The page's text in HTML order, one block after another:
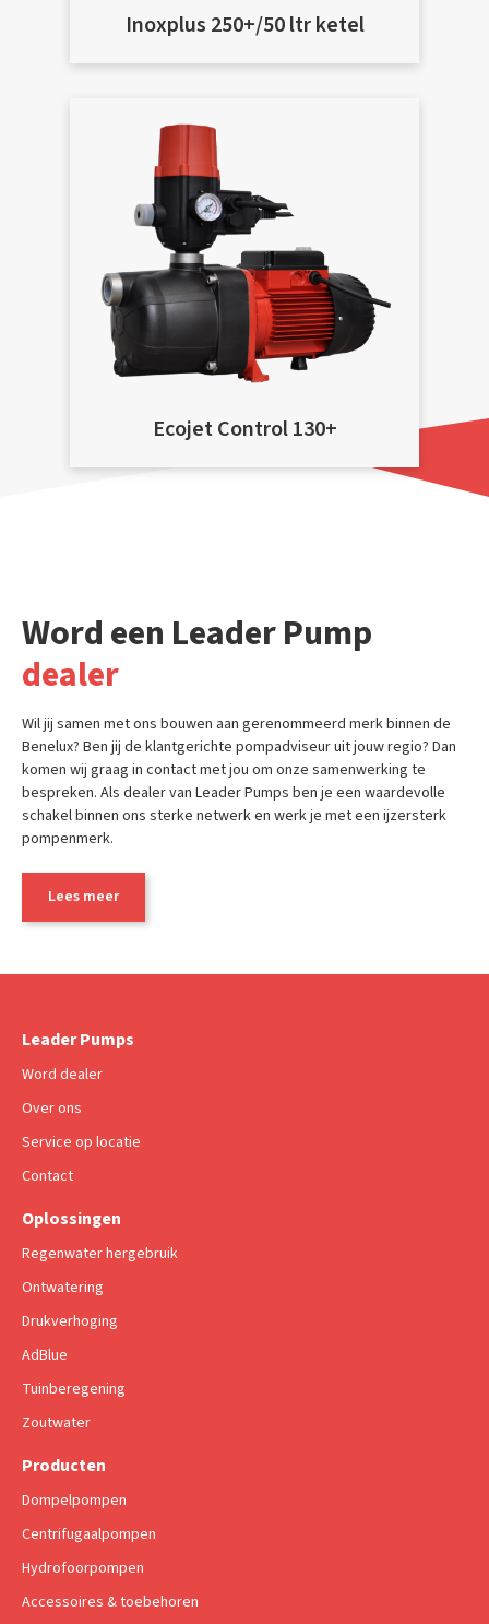
Inoxplus 250+/50 ltr ketel
Ecojet Control 130+
Word een Leader Pump
dealer
Wil jij samen met ons bouwen aan gerenommeerd merk binnen de
Benelux? Ben jij de klantgerichte pompadviseur uit jouw regio? Dan
komen wij graag in contact met jou om onze samenwerking te
bespreken. Als dealer van Leader Pumps ben je een waardevolle
schakel binnen ons sterke netwerk en werk je met een ijzersterk
pompenmerk.
Lees meer
Producten
Dompelpompen
Centrifugaalpompen
Hydrofoorpompen
Accessoires & toebehoren
Oplossingen
Regenwater hergebruik
Ontwatering
Drukverhoging
AdBlue
Tuinberegening
Zoutwater
Leader Pumps
Word dealer
Over ons
Service op locatie
Contact